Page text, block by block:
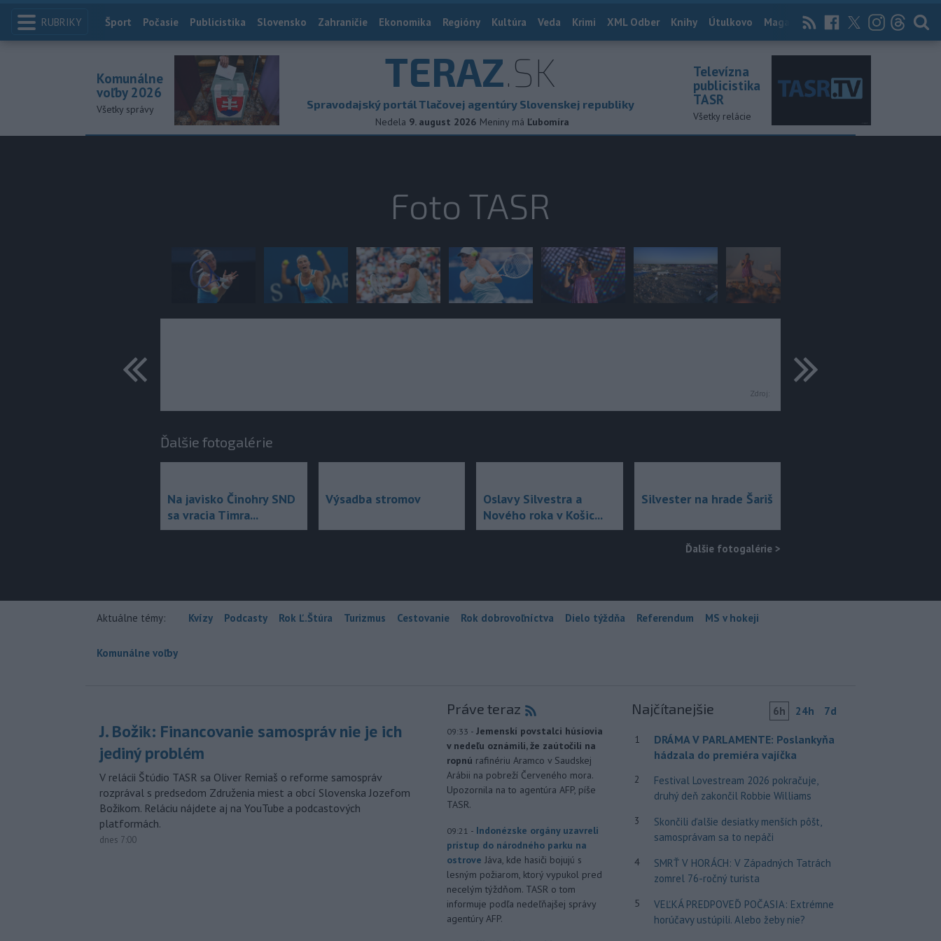
RUBRIKY Index
Šport Počasie Publicistika Slovensko Zahraničie Ekonomika Regióny Kultúra Veda Krimi XML Odber Knihy Útulkovo Magazín News Now Archív
TERAZ.SK
Spravodajský portál Tlačovej agentúry Slovenskej republiky
Nedela 9. august 2026 Meniny má Ľubomíra
Komunálne
voľby 2026
Všetky správy
Televízna
publicistika
TASR
Všetky relácie
Foto TASR
Zdroj:
predchádzajúce ďalšie
Ďalšie fotogalérie
Na javisko Činohry SND
sa vracia Timra...
Výsadba stromov
Oslavy Silvestra a
Nového roka v Košic...
Silvester na hrade Šariš
Ďalšie fotogalérie >
Aktuálne témy: Kvízy Podcasty Rok Ľ.Štúra Turizmus Cestovanie Rok dobrovoľníctva Dielo týždňa Referendum MS v hokeji
Komunálne voľby
J. Božik: Financovanie samospráv nie je ich
jediný problém
V relácii Štúdio TASR sa Oliver Remiaš o reforme samospráv
rozprával s predsedom Združenia miest a obcí Slovenska Jozefom
Božikom. Reláciu nájdete aj na YouTube a podcastových
platformách.
dnes 7:00
Práve teraz
09:33 - Jemenskí povstalci húsíovia
v nedeľu oznámili, že zaútočili na
ropnú rafinériu Aramco v Saudskej
Arábii na pobreží Červeného mora.
Upozornila na to agentúra AFP, píše
TASR.
09:21 - Indonézske orgány uzavreli
prístup do národného parku na
ostrove Jáva, kde hasiči bojujú s
lesným požiarom, ktorý vypukol pred
necelým týždňom. TASR o tom
informuje podľa nedeľňajšej správy
agentúry AFP.
Najčítanejšie 6h 24h 7d
1
DRÁMA V PARLAMENTE: Poslankyňa
hádzala do premiéra vajíčka
2
Festival Lovestream 2026 pokračuje,
druhý deň zakončil Robbie Williams
3
Skončili ďalšie desiatky menších pôšt,
samosprávam sa to nepáči
4
SMRŤ V HORÁCH: V Západných Tatrách
zomrel 76-ročný turista
5
VEĽKÁ PREDPOVEĎ POČASIA: Extrémne
horúčavy ustúpili. Alebo žeby nie?